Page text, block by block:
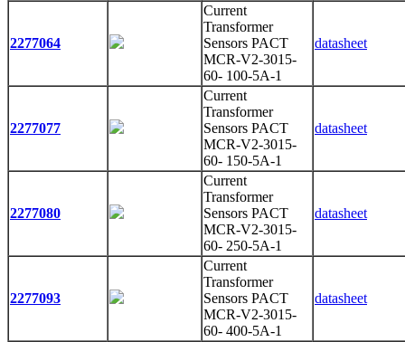
2277064
Current
Transformer
Sensors PACT
MCR-V2-3015-
60- 100-5A-1
datasheet
2277077
Current
Transformer
Sensors PACT
MCR-V2-3015-
60- 150-5A-1
datasheet
2277080
Current
Transformer
Sensors PACT
MCR-V2-3015-
60- 250-5A-1
datasheet
2277093
Current
Transformer
Sensors PACT
MCR-V2-3015-
60- 400-5A-1
datasheet